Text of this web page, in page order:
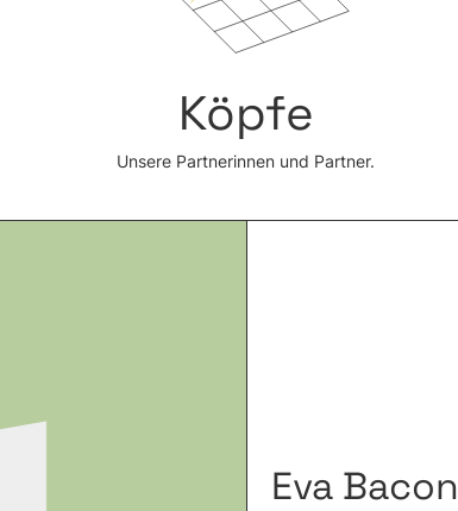
Köpfe
Unsere Partnerinnen und Partner.
Eva Bacon